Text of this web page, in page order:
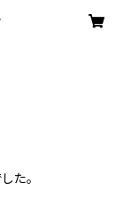
た。